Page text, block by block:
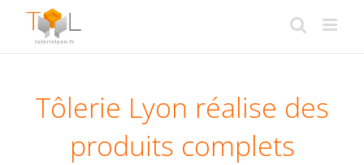
contenu
Tôlerie Lyon réalise des
produits complets